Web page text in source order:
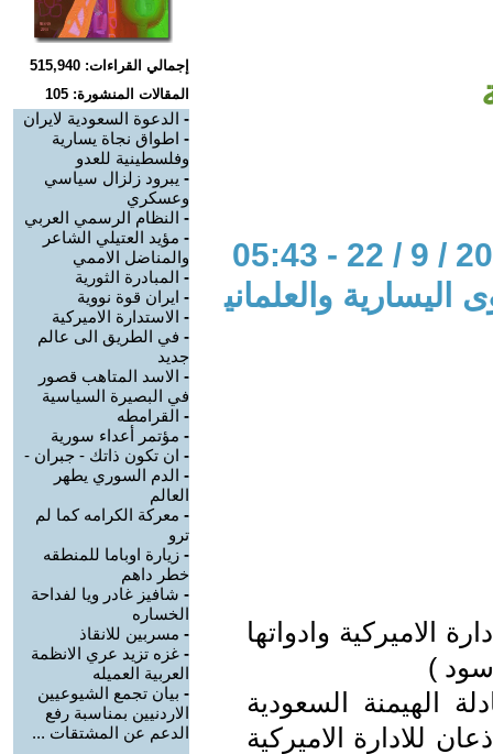
والعلماني
الاميركية وادواتها
)
الهيمنة السعودية
للادارة الاميركية
إجمالي القراءات: 515,940
المقالات المنشورة: 105
- الدعوة السعودية لايران
- اطواق نجاة يسارية
وفلسطينية للعدو
- يبرود زلزال سياسي
وعسكري
- النظام الرسمي العربي
- مؤيد العتيلي الشاعر
والمناضل الاممي
- المبادرة الثورية
- ايران قوة نووية
- الاستدارة الاميركية
- في الطريق الى عالم
جديد
- الاسد المتاهب قصور
في البصيرة السياسية
- القرامطه
- مؤتمر أعداء سورية
- ان تكون ذاتك - جبران -
- الدم السوري يطهر
العالم
- معركة الكرامه كما لم
ترو
- زيارة اوباما للمنطقه
خطر داهم
- شافيز غادر ويا لفداحة
الخساره
- مسربين للانقاذ
- غزه تزيد عري الانظمة
العربية العميله
- بيان تجمع الشيوعيين
الاردنيين بمناسبة رفع
الدعم عن المشتقات ...